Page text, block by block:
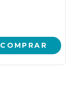
COMPRAR